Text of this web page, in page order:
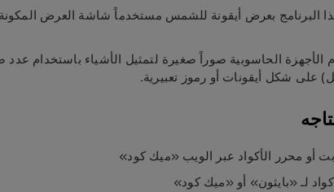
البرنامج بعرض أيقونة للشمس مستخدماً شاشة العرض
الأجهزة الحاسوبية صوراً صغيرة لتمثيل الأشياء باستخدام عدد
على شكل أيقونات أو رموز تعبيرية.
أو محرر الأكواد عبر الويب «ميك كود»
لـ «بايثون» أو «ميك كود»